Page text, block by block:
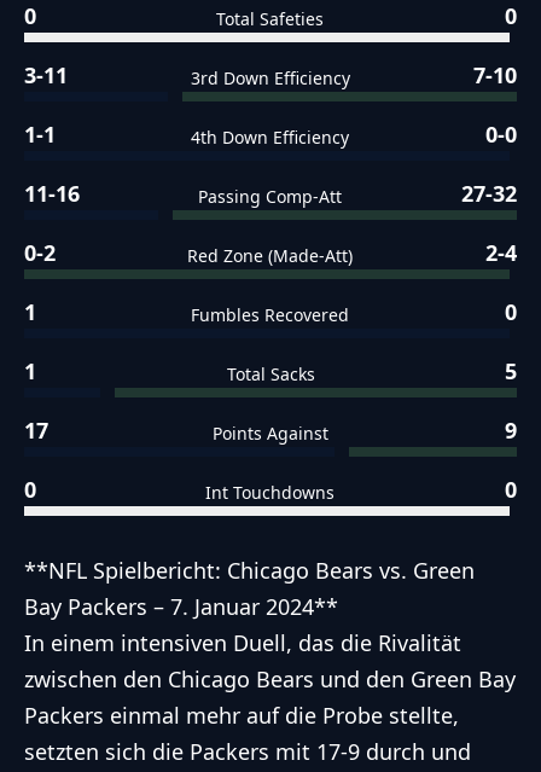
0 Total Safeties 0
3-11 3rd Down Efficiency 7-10
1-1 4th Down Efficiency 0-0
11-16 Passing Comp-Att 27-32
0-2 Red Zone (Made-Att) 2-4
1 Fumbles Recovered 0
1 Total Sacks 5
17 Points Against 9
0 Int Touchdowns 0
**NFL Spielbericht: Chicago Bears vs. Green
Bay Packers – 7. Januar 2024**
In einem intensiven Duell, das die Rivalität
zwischen den Chicago Bears und den Green Bay
Packers einmal mehr auf die Probe stellte,
setzten sich die Packers mit 17-9 durch und